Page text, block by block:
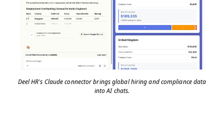
Deel HR’s Claude connector brings global hiring and compliance data
into AI chats.